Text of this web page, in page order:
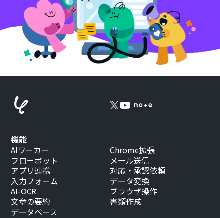
機能
AIワーカー
フローボット
アプリ連携
入力フォーム
AI-OCR
文章の要約
データベース
Chrome拡張
メール送信
対応・承認依頼
データ変換
ブラウザ操作
書類作成